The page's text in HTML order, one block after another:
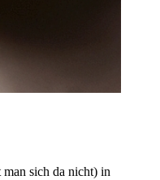
sich da nicht) in